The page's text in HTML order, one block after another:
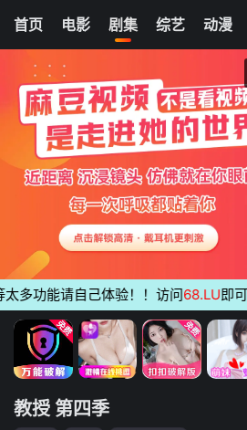
首页 电影 剧集 综艺 动漫
T教授 第四季
清空
能请自己体验！！访问 68.LU即可下载
教授 第四季